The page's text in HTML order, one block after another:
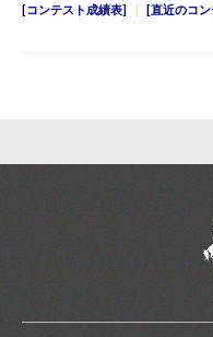
コンテスト成績表 直近のコ